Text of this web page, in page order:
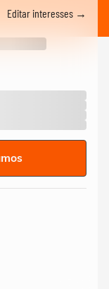
Editar interesses →